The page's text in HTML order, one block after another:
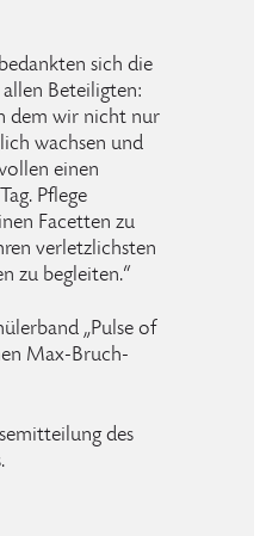
sich die
Beteiligten:
dem wir nicht nur
wachsen und
einen
Pflege
Facetten zu
verletzlichsten
zu begleiten.“
„Pulse of
Max-Bruch-
des